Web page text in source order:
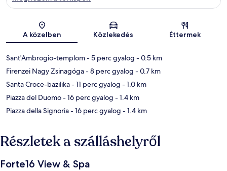
Térkép
A közelben Közlekedés Éttermek
Sant'Ambrogio-templom- 5 perc gyalog - 0.5 km
Firenzei Nagy Zsinagóga- 8 perc gyalog - 0.7 km
Santa Croce-bazilika- 11 perc gyalog - 1.0 km
Piazza del Duomo- 16 perc gyalog - 1.4 km
Piazza della Signoria- 16 perc gyalog - 1.4 km
Részletek a szálláshelyről
Forte16 View & Spa